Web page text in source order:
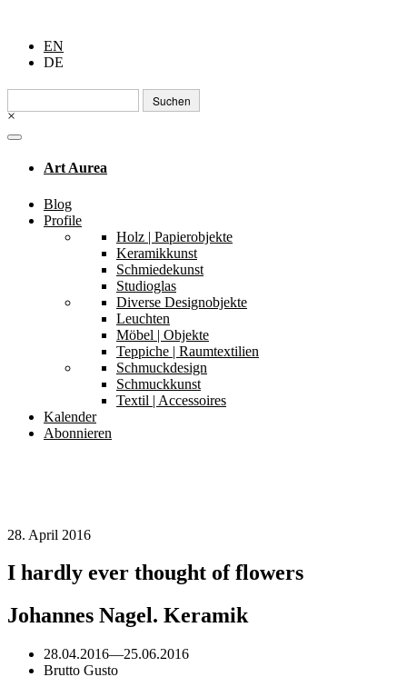
EN
DE
Suchen
nach:
×
Art Aurea
Blog
Profile
Holz | Papierobjekte
Keramikkunst
Schmiedekunst
Studioglas
Diverse Designobjekte
Leuchten
Möbel | Objekte
Teppiche | Raumtextilien
Schmuckdesign
Schmuckkunst
Textil | Accessoires
Kalender
Abonnieren
28. April 2016
I hardly ever thought of flowers
Johannes Nagel. Keramik
28.04.2016—25.06.2016
Brutto Gusto